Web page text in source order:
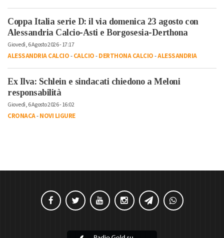
Coppa Italia serie D: il via domenica 23 agosto con
Alessandria Calcio-Asti e Borgosesia-Derthona
Giovedì, 6 Agosto 2026 - 17:17
ALESSANDRIA CALCIO-CALCIO-DERTHONA CALCIO-ALESSANDRIA
Ex Ilva: Schlein e sindacati chiedono a Meloni
responsabilità
Giovedì, 6 Agosto 2026 - 16:02
CRONACA-NOVI LIGURE